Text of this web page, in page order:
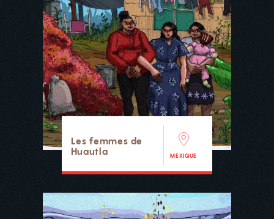
Les femmes de
Huautla
MEXIQUE